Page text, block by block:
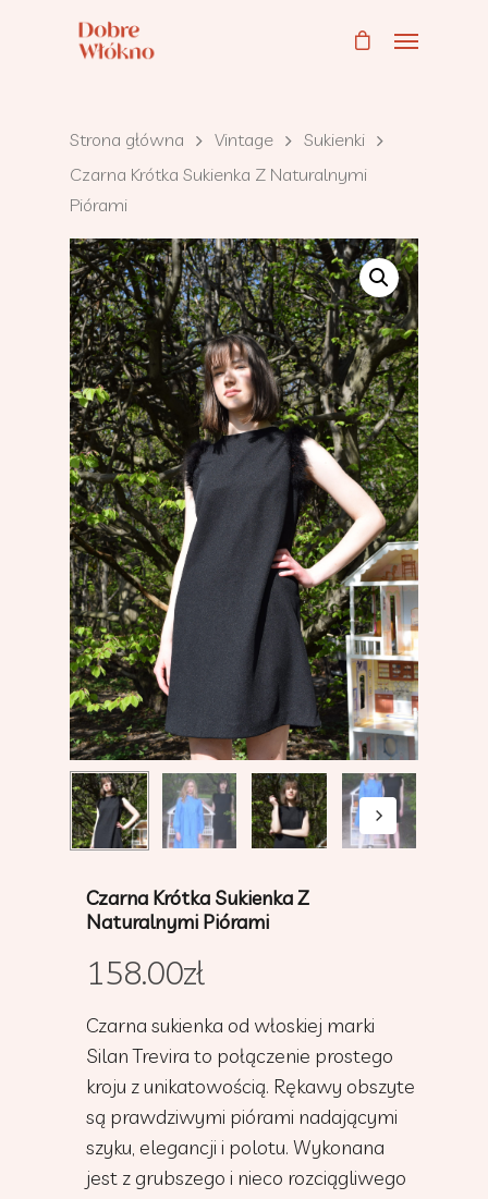
Strona główna Vintage
Sukienki
Czarna Krótka Sukienka Z Naturalnymi
Piórami
Czarna Krótka Sukienka Z
Naturalnymi Piórami
158.00zł
Czarna sukienka od włoskiej marki
Silan Trevira to połączenie prostego
kroju z unikatowością. Rękawy obszyte
są prawdziwymi piórami nadającymi
szyku, elegancji i polotu. Wykonana
jest z grubszego i nieco rozciągliwego